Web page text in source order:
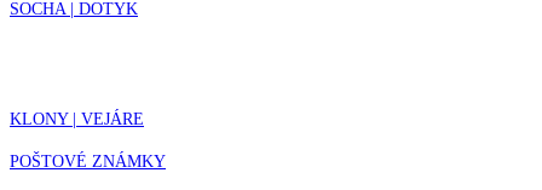
SOCHA | DOTYK
KLONY | VEJÁRE
POŠTOVÉ ZNÁMKY